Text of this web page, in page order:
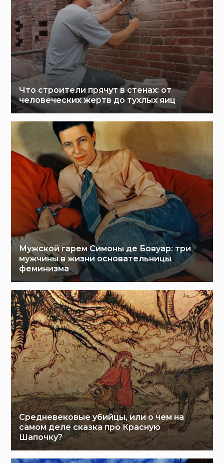
Что строители прячут в стенах: от
человеческих жертв до тухлых яиц
Мужской гарем Симоны де Бовуар: три
мужчины в жизни основательницы
феминизма
Средневековые убийцы, или о чем на
самом деле сказка про Красную
Шапочку?